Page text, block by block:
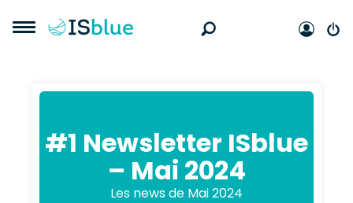
#1 Newsletter ISblue
– Mai 2024
Les news de Mai 2024